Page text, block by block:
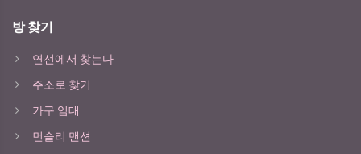
방 찾기
연선에서 찾는다
주소로 찾기
가구 임대
먼슬리 맨션